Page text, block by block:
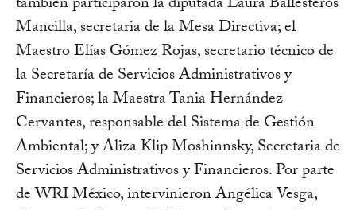
Mancilla, secretaria de la Mesa Directiva; el
Maestro Elías Gómez Rojas, secretario técnico de
la Secretaría de Servicios Administrativos y
Financieros; la Maestra Tania Hernández
Cervantes, responsable del Sistema de Gestión
Ambiental; y Aliza Klip Moshinnsky, Secretaria de
Servicios Administrativos y Financieros. Por parte
de WRI México, intervinieron Angélica Vesga,